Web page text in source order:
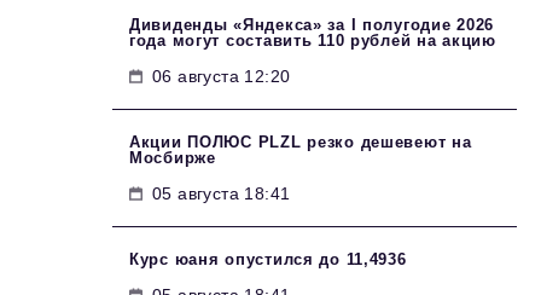
Дивиденды «Яндекса» за I полугодие 2026
года могут составить 110 рублей на акцию
06 августа 12:20
Акции ПОЛЮС PLZL резко дешевеют на
Мосбирже
05 августа 18:41
Курс юаня опустился до 11,4936